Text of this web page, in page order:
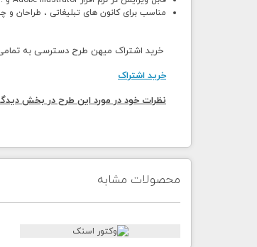
مناسب برای کانون های تبلیغاتی ، طراحان و
خرید اشتراک میهن طرح دسترسی به
خرید اشتراک
نظرات خود در مورد این طرح در بخش
محصولات مشابه